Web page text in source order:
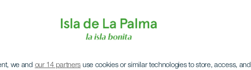
we and our 14 partners use cookies or similar technologies to store, access, and